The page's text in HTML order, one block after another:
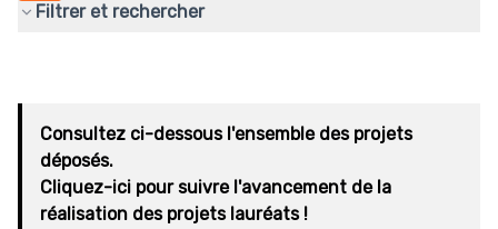
Filtrer et rechercher
Consultez ci-dessous l'ensemble des projets
déposés.
Cliquez-ici pour suivre l'avancement de la
réalisation des projets lauréats !